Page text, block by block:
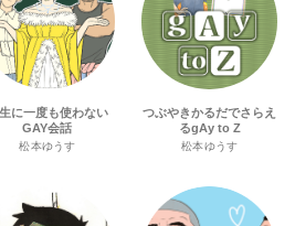
に一度も使わない
GAY会話
松本ゆうす
つぶやきかるだでさらえ
るgAy to Z
松本ゆうす